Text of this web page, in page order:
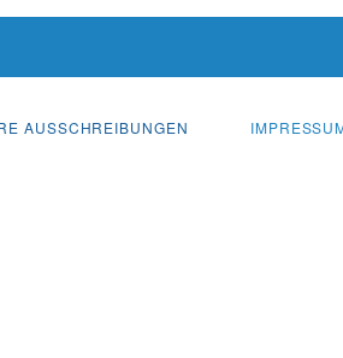
AUSSCHREIBUNGEN